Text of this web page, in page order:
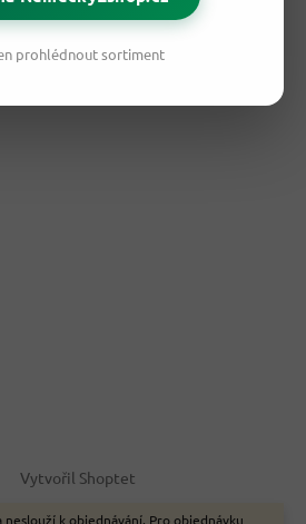
Chci si jen prohlédnout sortiment
k objednávání. Pro objednávku
Vytvořil Shoptet